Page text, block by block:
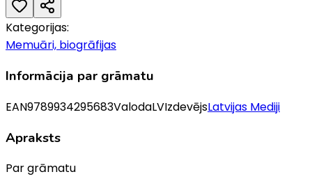
Kategorijas:
Memuāri, biogrāfijas
Informācija par grāmatu
EAN9789934295683ValodaLVIzdevējsLatvijas Mediji
Apraksts
Par grāmatu